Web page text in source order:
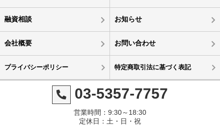
融資相談 お知らせ
会社概要 お問い合わせ
プライバシーポリシー 特定商取引法に基づく表記
03-5357-7757
営業時間：9:30～18:30
定休日：土・日・祝